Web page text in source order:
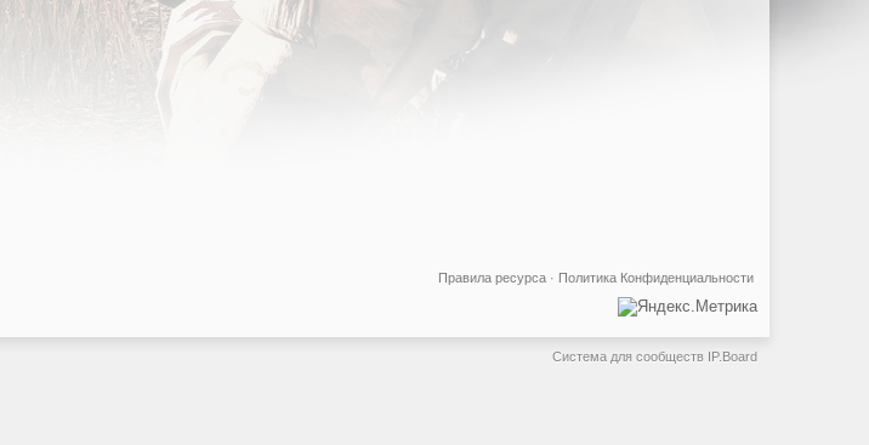
Политика Конфиденциальности
Правила ресурса ·
Система для сообществ IP.Board